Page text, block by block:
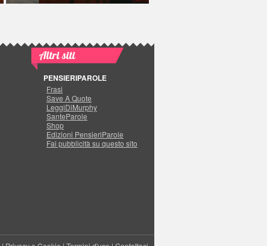
Altri siti
PENSIERIPAROLE
Frasi
Save A Quote
LeggiDiMurphy
SanteParole
Shop
Edizioni PensieriParole
Fai pubblicità su questo sito